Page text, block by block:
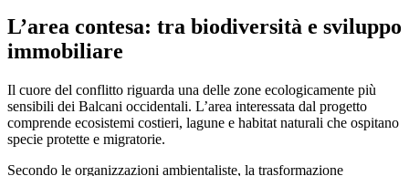
L’area contesa: tra biodiversità e sviluppo
immobiliare
Il cuore del conflitto riguarda una delle zone ecologicamente più
sensibili dei Balcani occidentali. L’area interessata dal progetto
comprende ecosistemi costieri, lagune e habitat naturali che ospitano
specie protette e migratorie.
Secondo le organizzazioni ambientaliste, la trasformazione